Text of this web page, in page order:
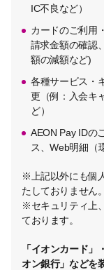
IC不良など）
カードのご利用
請求金額の確認
額の減額など)
各種サービス・
更（例：入会キ
ど）
AEON Pay IDの
ス、Web明細（
※上記以外にも個
たしておりません。
※セキュリティ上
ております。
「イオンカード
オン銀行」などを